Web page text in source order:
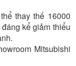
thay thế 16000
kể giảm thiểu
Mitsubishi